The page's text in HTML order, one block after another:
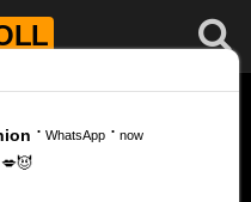
videos